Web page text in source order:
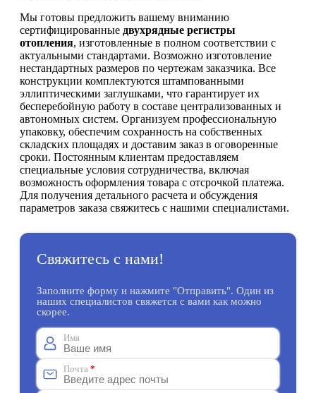
Мы готовы предложить вашему вниманию
сертифицированные двухрядные регистры
отопления, изготовленные в полном соответствии с
актуальными стандартами. Возможно изготовление
нестандартных размеров по чертежам заказчика. Все
конструкции комплектуются штампованными
эллиптическими заглушками, что гарантирует их
бесперебойную работу в составе централизованных и
автономных систем. Организуем профессиональную
упаковку, обеспечим сохранность на собственных
складских площадях и доставим заказ в оговоренные
сроки. Постоянным клиентам предоставляем
специальные условия сотрудничества, включая
возможность оформления товара с отсрочкой платежа.
Для получения детального расчета и обсуждения
параметров заказа свяжитесь с нашими специалистами.
Свяжитесь с нами!
Заполните форму и нажмите "Отправить". Один из
наших специалистов свяжется с вами как можно
скорее.
Имя
Почта *